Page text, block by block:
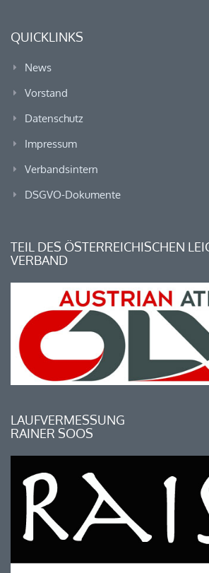
QUICKLINKS
News
Vorstand
Datenschutz
Impressum
Verbandsintern
DSGVO-Dokumente
TEIL DES ÖSTERREICHISCHEN
VERBAND
LAUFVERMESSUNG
RAINER SOOS